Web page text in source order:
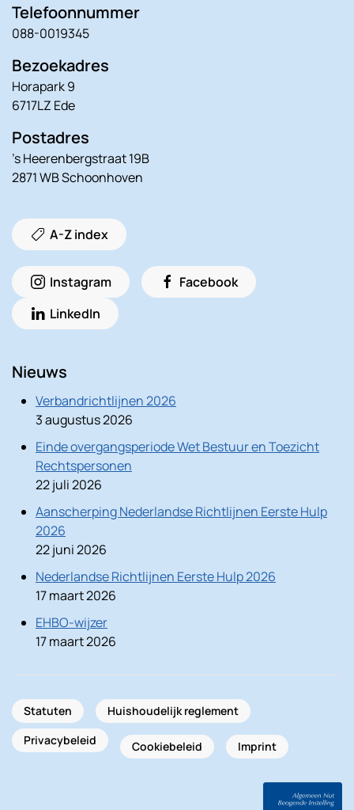
Telefoonnummer
088-0019345
Bezoekadres
Horapark 9
6717LZ Ede
Postadres
’s Heerenbergstraat 19B
2871 WB Schoonhoven
A-Z index
Instagram
Facebook
LinkedIn
Nieuws
Verbandrichtlijnen 2026
3 augustus 2026
Einde overgangsperiode Wet Bestuur en Toezicht
Rechtspersonen
22 juli 2026
Aanscherping Nederlandse Richtlijnen Eerste Hulp
2026
22 juni 2026
Nederlandse Richtlijnen Eerste Hulp 2026
17 maart 2026
EHBO-wijzer
17 maart 2026
Statuten
Huishoudelijk reglement
Privacybeleid
Cookiebeleid Imprint